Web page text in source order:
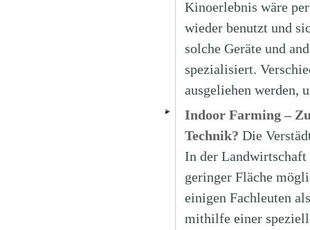
Kinoerlebnis wäre
wieder benutzt und
solche Geräte und
spezialisiert.
ausgeliehen werden,
Indoor Farming –
Technik? Die
In der
geringer Fläche
einigen Fachleuten
mithilfe einer